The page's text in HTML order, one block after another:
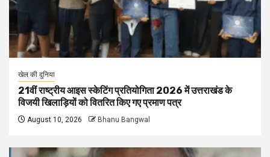
खेल की दुनिया
21वीं राष्ट्रीय आइस स्केटिंग प्रतियोगिता 2026 में उत्तराखंड के
विजयी खिलाड़ियों को वितरित किए गए प्रमाण पत्र
August 10, 2026 Bhanu Bangwal